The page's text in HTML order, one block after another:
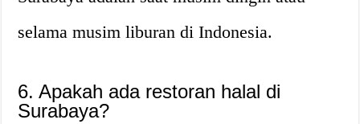
selama musim liburan di Indonesia.
6. Apakah ada restoran halal di
Surabaya?